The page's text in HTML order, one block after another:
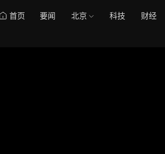
首页 要闻 北京 科技 财经